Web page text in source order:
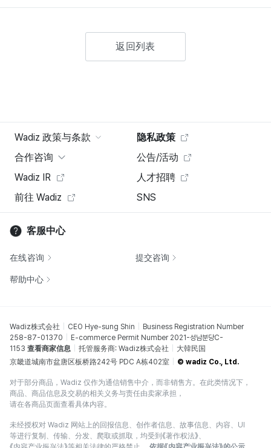
返回列表
Wadiz 政策与条款
隐私政策
合作咨询
公告/活动
Wadiz IR
人才招聘
前往 Wadiz
SNS
客服中心
在线咨询 提交咨询
帮助中心
Wadiz株式会社 CEO Hye-sung Shin
Business Registration Number
258-87-01370
E-commerce Permit Number 2021-성남분당C-
1153 查看商家信息 托管服务商: Wadiz株式会社
大韓民国
京畿道城南市盆唐区板桥路242号 PDC A栋402室
© wadiz Co., Ltd.
对于部分商品，Wadiz 仅作为通信销售中介，而非销售方。在此类情况下，
商品、商品信息及交易的相关义务与责任由卖家承担，
请在各商品页面查看具体内容。
未经授权对 Wadiz 网站上的回报信息、创作者信息、故事信息、内容、UI
等进行复制、传输、分发、爬取或抓取，均受到《著作权法》、